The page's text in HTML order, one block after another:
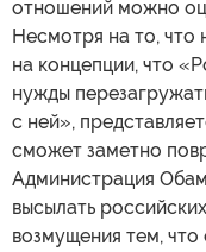
отношений можно
Несмотря на то, что
на концепции, что
нужды
с ней»,
сможет заметно
Администрация
высылать
возмущения тем,